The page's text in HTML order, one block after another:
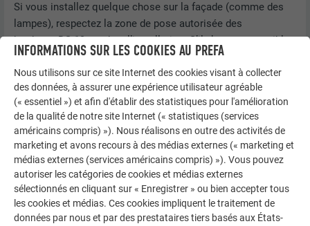
Si vous installez quelque chose sur la façade (comme des
lampes), respectez la zone de pose autorisée des
bardeaux DS.19 pendant l’installation. S’il n’est pas possible
de respecter la zone de pose, il faut agrafer une plaque de
support.
INFORMATIONS SUR LES COOKIES AU PREFA
Nous utilisons sur ce site Internet des cookies visant à collecter
des données, à assurer une expérience utilisateur agréable
(« essentiel ») et afin d'établir des statistiques pour l'amélioration
de la qualité de notre site Internet (« statistiques (services
américains compris) »). Nous réalisons en outre des activités de
marketing et avons recours à des médias externes (« marketing et
médias externes (services américains compris) »). Vous pouvez
autoriser les catégories de cookies et médias externes
sélectionnés en cliquant sur « Enregistrer » ou bien accepter tous
les cookies et médias. Ces cookies impliquent le traitement de
données par nous et par des prestataires tiers basés aux États-